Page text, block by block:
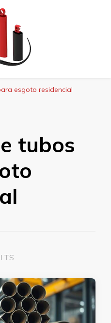
esgoto residencial
tubos